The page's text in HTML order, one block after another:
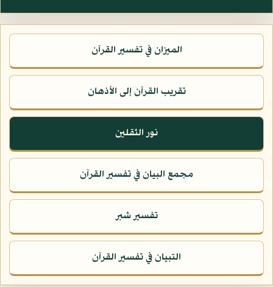
الميزان في تفسير القرآن
تقريب القرآن إلى الأذهان
نور الثقلين
مجمع البيان في تفسير القرآن
تفسير شبر
التبيان في تفسير القرآن